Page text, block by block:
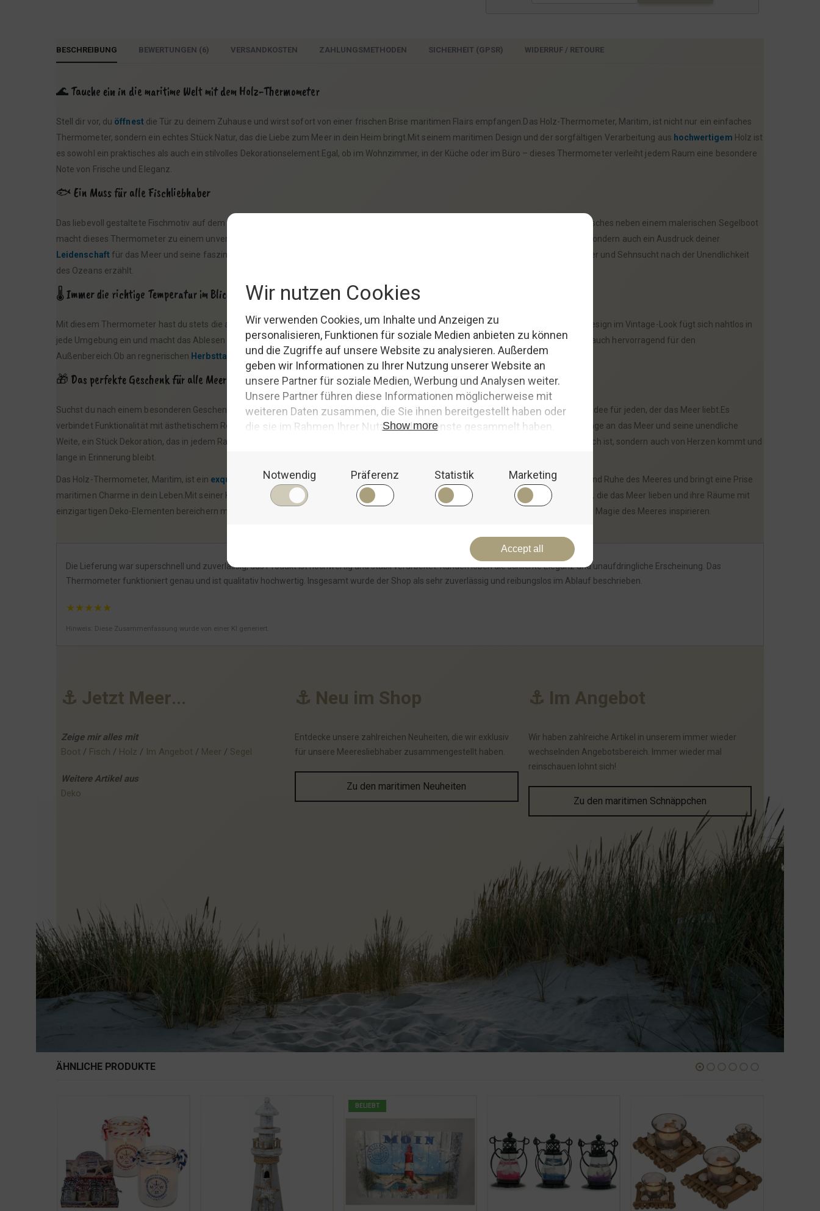
BESCHREIBUNG BEWERTUNGEN (6) VERSANDKOSTEN ZAHLUNGSMETHODEN SICHERHEIT (GPSR) WIDERRUF / RETOURE
🌊 Tauche ein in die maritime Welt mit dem Holz-Thermometer
Stell dir vor, du öffnest die Tür zu deinem Zuhause und wirst sofort von einer frischen Brise maritimen Flairs empfangen.Das Holz-Thermometer, Maritim, ist nicht nur ein einfaches
Thermometer, sondern ein echtes Stück Natur, das die Liebe zum Meer in dein Heim bringt.Mit seinem maritimen Design und der sorgfältigen Verarbeitung aus hochwertigem Holz ist
es sowohl ein praktisches als auch ein stilvolles Dekorationselement.Egal, ob im Wohnzimmer, in der Küche oder im Büro – dieses Thermometer verleiht jedem Raum eine besondere
Note von Frische und Eleganz.
🐟 Ein Muss für alle Fischliebhaber
Das liebevoll gestaltete Fischmotiv auf dem Holz-Thermometer zieht jeden
in seinen Bann.Die detailreiche Darstellung eines Fisches neben einem malerischen Segelboot
macht dieses Thermometer zu einem unverwechselbaren Kunstwerk.Es ist nicht nur ein nützliches Instrument zur Temperaturmessung, sondern auch ein Ausdruck deiner
Leidenschaft für das Meer und seine faszinierenden Bewohner.Ein echter Blickfang, der in deinem Zuhause eine Geschichte von Abenteuer und Sehnsucht nach der Unendlichkeit
des Ozeans erzählt.
🌡️ Immer die richtige Temperatur im Blick
Mit diesem Thermometer hast du stets die aktuelle Temperatur im Blick und bist bestens auf alleWetterlagen vorbereitet.Das maritime Design im Vintage-Look fügt sich nahtlos in
jede Umgebung ein und macht das Ablesen der Temperatur zu einem Erlebnis.Dank seiner Wetterfestigkeit eignet sich das Thermometer auch hervorragend für den
Außenbereich.Ob an regnerischen Herbsttagen oder in der sommerlichen Hitze – du hast die Temperatur immer im Griff.
🎁 Das perfekte Geschenk für alle Meerliebhaber
Suchst du nach einem besonderen Geschenk, das Herz und Seele berührt?Das Holz-Thermometer, Maritim, ist eine wunderbare Geschenkidee für jeden, der das Meer liebt.Es
verbindet Funktionalität mit ästhetischem Reiz und ist somit mehr als nur ein Gebrauchsgegenstand.DiesesThermometerist eine Hommage an das Meer und seine unendliche
Weite, ein Stück Dekoration, das in jedem Raum eine persönliche und warme Atmosphäre schafft.Es ist ein Geschenk, das nicht nur praktisch ist, sondern auch von Herzen kommt und
lange in Erinnerung bleibt.
Das Holz-Thermometer, Maritim, ist ein exquisites
Produkt, das in keinem Zuhause fehlen sollte.Es erinnert dich täglich an die Schönheit und Ruhe des Meeres und bringt eine Prise
maritimen Charme in dein Leben.Mit seiner Kombination aus praktischem Nutzen und stilvollem Design ist es ein echtes Must-Have für alle, die das Meer lieben und ihre Räume mit
einzigartigen Deko-Elementen bereichern möchten.Hol dir jetzt dieses besondere Thermometer und lass dich jeden Tag aufs Neue von der Magie des Meeres inspirieren.
Die Lieferung war superschnell und zuverlässig, das Produkt ist hochwertig und stabil verarbeitet. Kunden loben die schlichte Eleganz und unaufdringliche Erscheinung. Das
Thermometer funktioniert genau und ist qualitativ hochwertig. Insgesamt wurde der Shop als sehr zuverlässig und reibungslos im Ablauf beschrieben.
★★★★★
Hinweis: Diese Zusammenfassung wurde von einer KI generiert.
⚓ Jetzt Meer...
Zeige mir alles mit
Boot / Fisch / Holz / Im Angebot / Meer / Segel
Weitere Artikel aus
Deko
⚓ Neu im Shop
Entdecke unsere zahlreichen Neuheiten, die wir exklusiv
für unsere Meeresliebhaber zusammengestellt haben.
Zu den maritimen Neuheiten
⚓ Im Angebot
Wir haben zahlreiche Artikel in unserem immer wieder
wechselnden Angebotsbereich. Immer wieder mal
reinschauen lohnt sich!
Zu den maritimen Schnäppchen
ÄHNLICHE PRODUKTE
BELIEBT